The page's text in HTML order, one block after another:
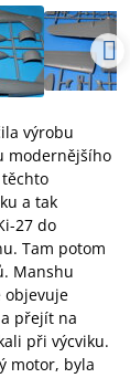
výrobu
modernějšího
a tak
27 do
Tam potom
Manshu
objevuje
přejít na
při výcviku.
motor, byla